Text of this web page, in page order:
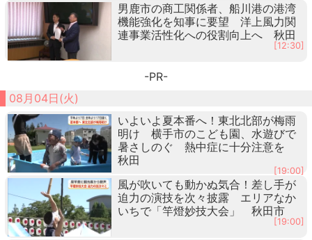
男鹿市の商工関係者、船川港の港湾
機能強化を知事に要望 洋上風力関
連事業活性化への役割向上へ 秋田
[12:30]
-PR-
08月04日(火)
いよいよ夏本番へ！東北北部が梅雨
明け 横手市のこども園、水遊びで
暑さしのぐ 熱中症に十分注意を
秋田
[19:00]
風が吹いても動かぬ気合！差し手が
迫力の演技を次々披露 エリアなか
いちで「竿燈妙技大会」 秋田市
[19:00]